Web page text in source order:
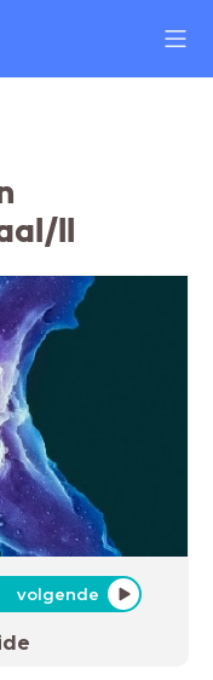
ll
volgende